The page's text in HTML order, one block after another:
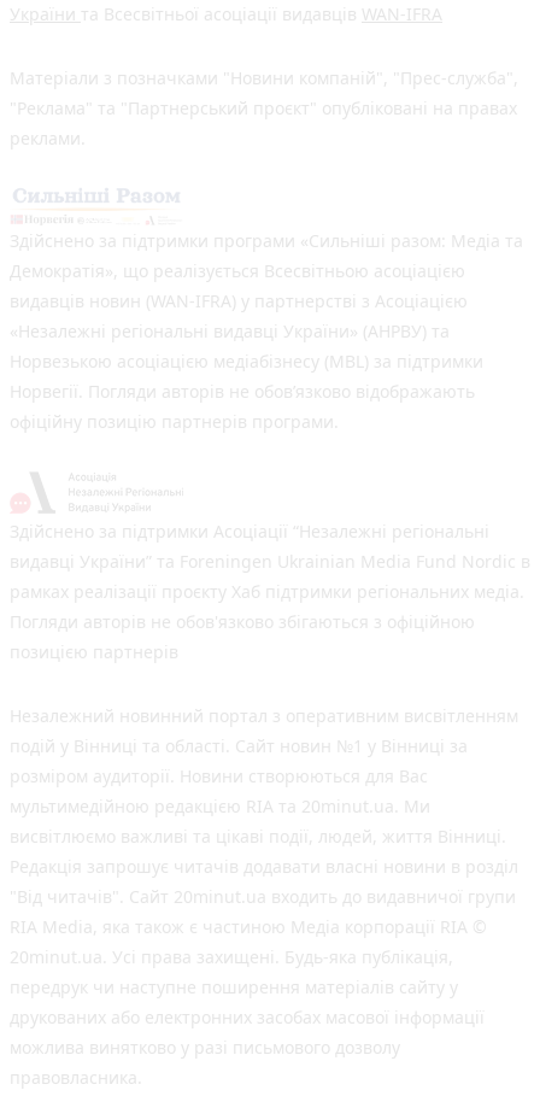
України та Всесвітньої асоціації видавців WAN-IFRA
Матеріали з позначками "Новини компаній", "Прес-служба",
"Реклама" та "Партнерський проєкт" опубліковані на правах
реклами.
Здійснено за підтримки програми «Сильніші разом: Медіа та
Демократія», що реалізується Всесвітньою асоціацією
видавців новин (WAN-IFRA) у партнерстві з Асоціацією
«Незалежні регіональні видавці України» (АНРВУ) та
Норвезькою асоціацією медіабізнесу (MBL) за підтримки
Норвегії. Погляди авторів не обов’язково відображають
офіційну позицію партнерів програми.
Здійснено за підтримки Асоціації “Незалежні регіональні
видавці України” та Foreningen Ukrainian Media Fund Nordic в
рамках реалізації проєкту Хаб підтримки регіональних медіа.
Погляди авторів не обов'язково збігаються з офіційною
позицією партнерів
Незалежний новинний портал з оперативним висвітленням
подій у Вінниці та області. Сайт новин №1 у Вінниці за
розміром аудиторії. Новини створюються для Вас
мультимедійною редакцією RIA та 20minut.ua. Ми
висвітлюємо важливі та цікаві події, людей, життя Вінниці.
Редакція запрошує читачів додавати власні новини в розділ
"Від читачів". Сайт 20minut.ua входить до видавничої групи
RIA Media, яка також є частиною Медіа корпорації RIA ©
20minut.ua. Усі права захищені. Будь-яка публiкацiя,
передрук чи наступне поширення матеріалів сайту у
друкованих або електронних засобах масової інформації
можлива винятково у разі письмового дозволу
правовласника.